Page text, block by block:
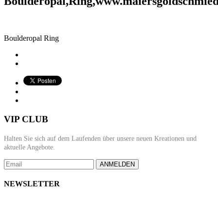
Boulderopal Ring
VIP CLUB
Halten Sie sich auf dem Laufenden über unsere neuen Kreationen und
aktuelle Angebote.
ANMELDEN
NEWSLETTER